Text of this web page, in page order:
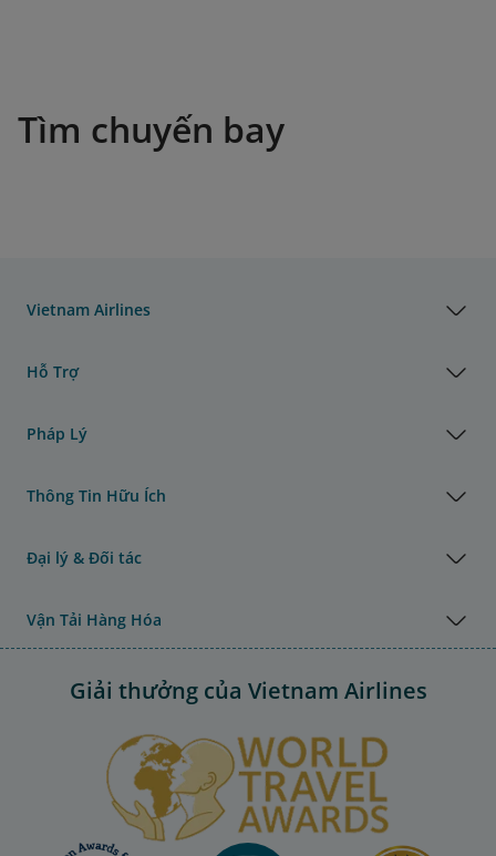
Tìm chuyến bay
Vietnam Airlines
Hỗ Trợ
Pháp Lý
Thông Tin Hữu Ích
Đại lý & Đối tác
Vận Tải Hàng Hóa
Giải thưởng của Vietnam Airlines